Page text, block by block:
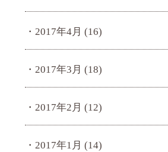
2017年4月 (16)
2017年3月 (18)
2017年2月 (12)
2017年1月 (14)